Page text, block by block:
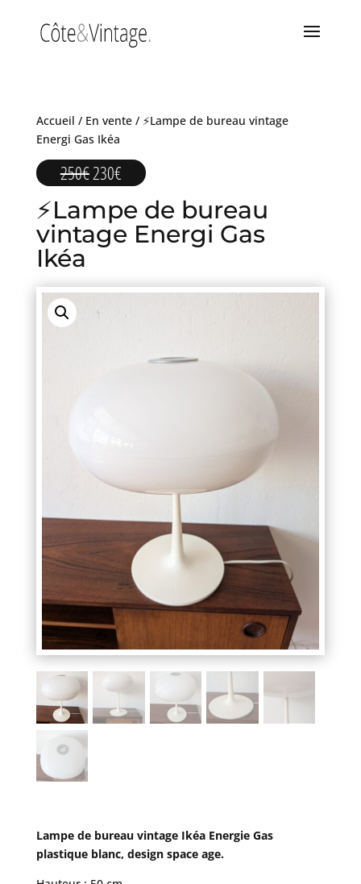
Accueil / En vente/ ⚡Lampe de bureau vintage
Energi Gas Ikéa
250€Le
prix
initial
était :
250€.
230€Le
prix
actuel
est :
230€.
⚡Lampe de bureau
vintage Energi Gas
Ikéa
Lampe de bureau vintage Ikéa Energie Gas
plastique blanc, design space age.